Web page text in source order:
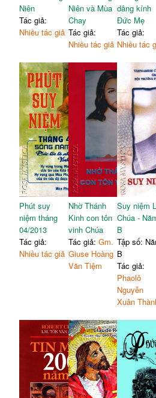
Niên
Tác giả:
Nhiều tác giả
Niên và Mùa
Chay
Tác giả:
Nhiều tác giả
dâng kính
Đức Mẹ
Tác giả:
Nhiều tác
Phút suy
niệm tháng
04/2013
Tác giả:
Nhiều tác giả
Nhờ Thánh
Kinh con tôn
vinh Chúa
Tác giả: Gm.
Giuse Hoàng
Văn Tiệm
Suy niệm
Chúa -
B
Tập số:
B
Tác giả:
Phaolô
Nguyễn
Xuân